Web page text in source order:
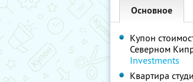
Основное
Купон
Северном
Investments
Квартира